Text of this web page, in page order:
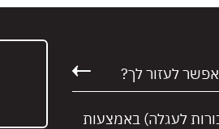
לעגלה) באמצעות